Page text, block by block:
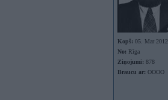
Kopš: 05. Mar 2012
No: Rīga
Ziņojumi: 878
Braucu ar: OOOO